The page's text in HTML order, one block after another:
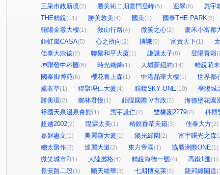
三采市政新境(2) 勝美術二期雲門登峰(5) 迎翠(6)
惠宇
THE精銳(11) 勝美敦美(4) 國美(1) 國泰THE PARK(6)
翰陽金墩大樓(1) 敘山行路(4) 微笑之心(2)
慶禾小富都
鉅虹嵐CASA(5) 心之所向 (2) 博識(6) 富貴天下(1)
佳泰大崇德(2) 聯聚和平大廈(1) 謙謙太子(6) 登陽青籟
坤聯發中科匯(6) 時光織錦(1) 大城新紐約(14)
精銳萌
國泰御博苑(6) 櫻花青上森(1) 中港晶華大樓(1)
世界都
薰衣草(1) 聯聚理仁大廈(4) 精銳SKY ONE(10)
登陽城
勝美琚(2) 鄉林君悅(1) 鉅陞國際 V市政(2)
海德堡花園
裕國天泉溫泉會館(1) 惠宇謙仁(2) 雙橡園2279(2)
科博
超越2002(2) 陞霖太美(1) 精銳香草天籟(3) 佳泰大方(2)
嘉磐惠文(1) 美麗殿大廈(1) 陽光綠園 (2) 富宇曙光之森
總太聚作(3) 達麗大道(2) 東方帝國 (1) 協勝洲際ONE(1)
微笑城市2(1) 大陸麗格(4) 精銳海德一號(4) 高鐵1匯(1)
長安路二段(1) 順天緮華(3) 七期博克萊(3) 龍邦綠園道